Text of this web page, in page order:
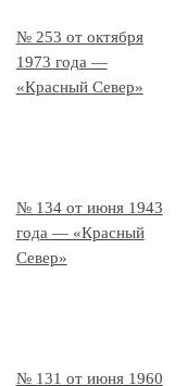
№ 253 от октября
1973 года —
«Красный Север»
№ 134 от июня 1943
года — «Красный
Север»
№ 131 от июня 1960